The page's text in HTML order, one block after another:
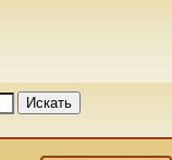
Искать